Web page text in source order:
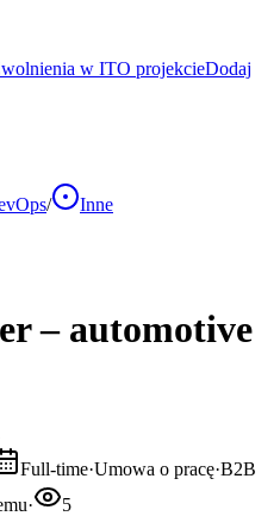
w ITO projekcieDodaj
/ Inne
– automotive
Full-time·Umowa o pracę·B2B
·
5